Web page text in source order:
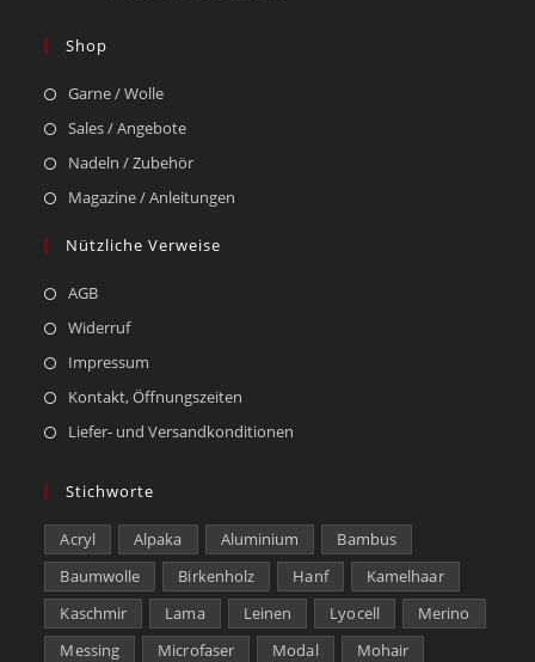
Shop
Garne / Wolle
Sales / Angebote
Nadeln / Zubehör
Magazine / Anleitungen
Nützliche Verweise
AGB
Widerruf
Impressum
Kontakt, Öffnungszeiten
Liefer- und Versandkonditionen
Stichworte
Acryl Alpaka Aluminium
Bambus
Baumwolle
Birkenholz Hanf
Kamelhaar
Kaschmir
Lama Leinen Lyocell
Merino
Messing
Microfaser Modal
Mohair